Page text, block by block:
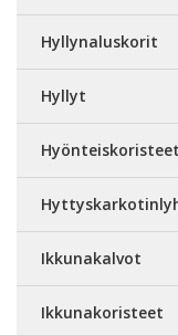
Hyllynaluskorit
Hyllyt
Hyönteiskoristeet
Ikkunakalvot
Ikkunakoristeet